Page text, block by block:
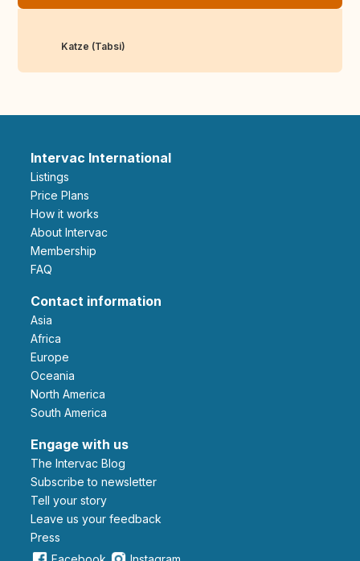
Katze (Tabsi)
Intervac International
Listings
Price Plans
How it works
About Intervac
Membership
FAQ
Contact information
Asia
Africa
Europe
Oceania
North America
South America
Engage with us
The Intervac Blog
Subscribe to newsletter
Tell your story
leave us your feedback
Press